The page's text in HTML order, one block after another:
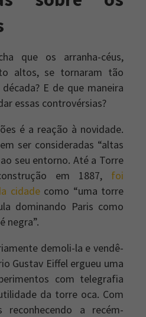
que os arranha-céus,
altos, se tornaram tão
E de que maneira
essas controvérsias?
é a reação à novidade.
ser consideradas “altas
seu entorno. Até a Torre
em 1887, foi
cidadecomo “uma torre
dominando Paris como
negra”.
demoli-la e vendê-
Gustav Eiffel ergueu uma
com telegrafia
da torre oca. Com
reconhecendo a recém-